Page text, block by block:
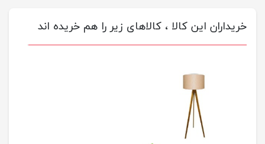
خریداران این کالا ، کالاهای زیر را هم خریده اند